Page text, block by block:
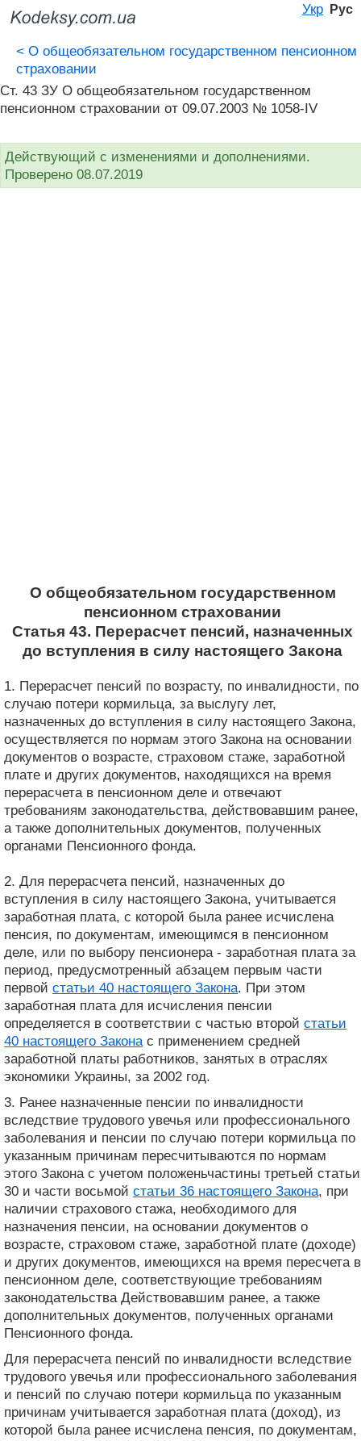
Укр Рус
< О общеобязательном государственном пенсионном
страховании
Ст. 43 ЗУ О общеобязательном государственном
пенсионном страховании от 09.07.2003 № 1058-IV
Действующий с изменениями и дополнениями.
Проверено 08.07.2019
О общеобязательном государственном
пенсионном страховании
Статья 43. Перерасчет пенсий, назначенных
до вступления в силу настоящего Закона
1. Перерасчет пенсий по возрасту, по инвалидности, по
случаю потери кормильца, за выслугу лет,
назначенных до вступления в силу настоящего Закона,
осуществляется по нормам этого Закона на основании
документов о возрасте, страховом стаже, заработной
плате и других документов, находящихся на время
перерасчета в пенсионном деле и отвечают
требованиям законодательства, действовавшим ранее,
а также дополнительных документов, полученных
органами Пенсионного фонда.
2. Для перерасчета пенсий, назначенных до
вступления в силу настоящего Закона, учитывается
заработная плата, с которой была ранее исчислена
пенсия, по документам, имеющимся в пенсионном
деле, или по выбору пенсионера - заработная плата за
период, предусмотренный абзацем первым части
первой статьи 40 настоящего Закона. При этом
заработная плата для исчисления пенсии
определяется в соответствии с частью второй статьи
40 настоящего Законас применением средней
заработной платы работников, занятых в отраслях
экономики Украины, за 2002 год.
3. Ранее назначенные пенсии по инвалидности
вследствие трудового увечья или профессионального
заболевания и пенсии по случаю потери кормильца по
указанным причинам пересчитываются по нормам
этого Закона с учетом положеньчастины третьей статьи
30 и части восьмой статьи 36 настоящего Закона, при
наличии страхового стажа, необходимого для
назначения пенсии, на основании документов о
возрасте, страховом стаже, заработной плате (доходе)
и других документов, имеющихся на время пересчета в
пенсионном деле, соответствующие требованиям
законодательства Действовавшим ранее, а также
дополнительных документов, полученных органами
Пенсионного фонда.
Для перерасчета пенсий по инвалидности вследствие
трудового увечья или профессионального заболевания
и пенсий по случаю потери кормильца по указанным
причинам учитывается заработная плата (доход), из
которой была ранее исчислена пенсия, по документам,